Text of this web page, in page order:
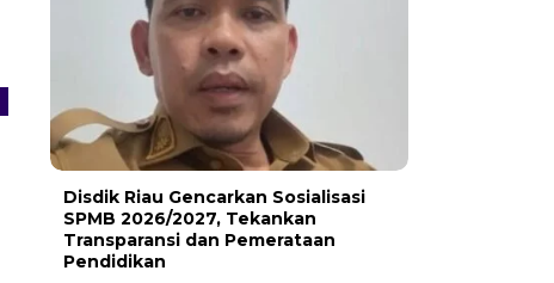
Disdik Riau Gencarkan Sosialisasi
SPMB 2026/2027, Tekankan
Transparansi dan Pemerataan
Pendidikan